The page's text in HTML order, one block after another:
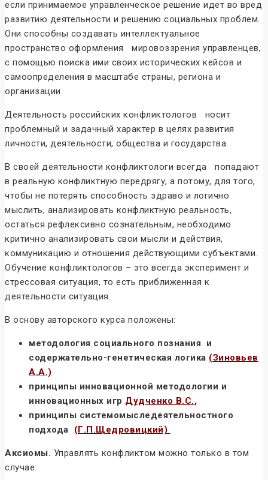
если принимаемое управленческое решение идет во вред
развитию деятельности и решению социальных проблем.
Они способны создавать интеллектуальное
пространство оформления мировоззрения управленцев,
с помощью поиска ими своих исторических кейсов и
самоопределения в масштабе страны, региона и
организации.
Деятельность российских конфликтологов носит
проблемный и задачный характер в целях развития
личности, деятельности, общества и государства.
В своей деятельности конфликтологи всегда попадают
в реальную конфликтную передрягу, а потому, для того,
чтобы не потерять способность здраво и логично
мыслить, анализировать конфликтную реальность,
остаться рефлексивно сознательным, необходимо
критично анализировать свои мысли и действия,
коммуникацию и отношения действующими субъектами.
Обучение конфликтологов – это всегда эксперимент и
стрессовая ситуация, то есть приближенная к
деятельности ситуация.
В основу авторского курса положены:
методология социального познания и
содержательно-генетическая логика (Зиновьев
А.А.)
принципы инновационной методологии и
инновационных игр Дудченко В.С.,
принципы системомыследеятельностного
подхода (Г.П.Щедровицкий)
Аксиомы. Управлять конфликтом можно только в том
случае: